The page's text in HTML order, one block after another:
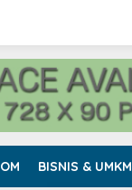
BISNIS & UMKM